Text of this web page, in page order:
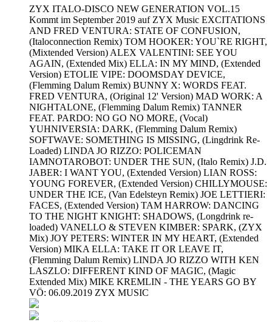
ZYX ITALO-DISCO NEW GENERATION VOL.15
Kommt im September 2019 auf ZYX Music EXCITATIONS
AND FRED VENTURA: STATE OF CONFUSION,
(Italoconnection Remix) TOM HOOKER: YOU`RE RIGHT,
(Mixtended Version) ALEX VALENTINI: SEE YOU
AGAIN, (Extended Mix) ELLA: IN MY MIND, (Extended
Version) ETOLIE VIPE: DOOMSDAY DEVICE,
(Flemming Dalum Remix) BUNNY X: WORDS FEAT.
FRED VENTURA, (Original 12' Version) MAD WORK: A
NIGHTALONE, (Flemming Dalum Remix) TANNER
FEAT. PARDO: NO GO NO MORE, (Vocal)
YUHNIVERSIA: DARK, (Flemming Dalum Remix)
SOFTWAVE: SOMETHING IS MISSING, (Lingdrink Re-
Loaded) LINDA JO RIZZO: POLICEMAN
IAMNOTAROBOT: UNDER THE SUN, (Italo Remix) J.D.
JABER: I WANT YOU, (Extended Version) LIAN ROSS:
YOUNG FOREVER, (Extended Version) CHILLYMOUSE:
UNDER THE ICE, (Van Edelsteyn Remix) JOE LETTIERI:
FACES, (Extended Version) TAM HARROW: DANCING
TO THE NIGHT KNIGHT: SHADOWS, (Longdrink re-
loaded) VANELLO & STEVEN KIMBER: SPARK, (ZYX
Mix) JOY PETERS: WINTER IN MY HEART, (Extended
Version) MIKA ELLA: TAKE IT OR LEAVE IT,
(Flemming Dalum Remix) LINDA JO RIZZO WITH KEN
LASZLO: DIFFERENT KIND OF MAGIC, (Magic
Extended Mix) MIKE KREMLIN - THE YEARS GO BY
VÖ: 06.09.2019 ZYX MUSIC